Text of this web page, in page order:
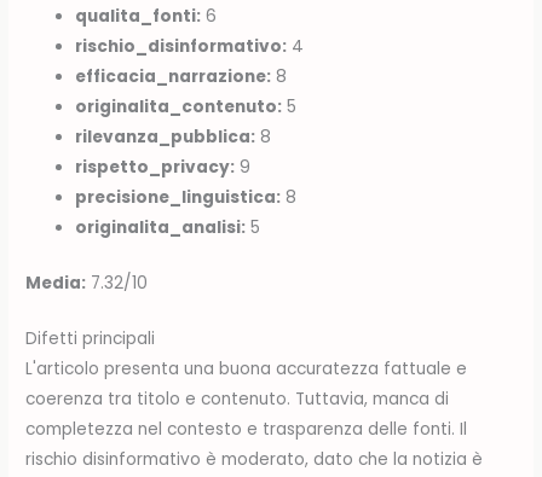
qualita_fonti: 6
rischio_disinformativo: 4
efficacia_narrazione: 8
originalita_contenuto: 5
rilevanza_pubblica: 8
rispetto_privacy: 9
precisione_linguistica: 8
originalita_analisi: 5
Media: 7.32/10
Difetti principali
L'articolo presenta una buona accuratezza fattuale e
coerenza tra titolo e contenuto. Tuttavia, manca di
completezza nel contesto e trasparenza delle fonti. Il
rischio disinformativo è moderato, dato che la notizia è